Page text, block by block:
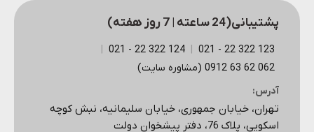
بود.
است.
پشتیبانی(24 ساعته | 7 روز هفته)
123 322 22 - 021
124 322 22 - 021
062 62 63 0912 (مشاوره سایت)
آدرس:
تهران، خیابان جمهوری، خیابان سلیمانیه، نبش کوچه
اسکویی، پلاک 76، دفتر پیشخوان دولت